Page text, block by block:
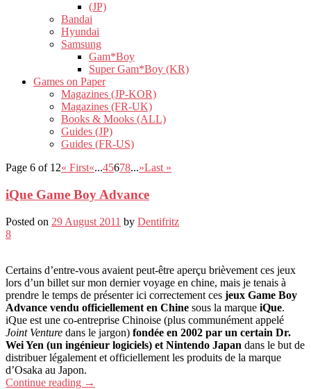
(JP)
Bandai
Hyundai
Samsung
Gam*Boy
Super Gam*Boy (KR)
Games on Paper
Magazines (JP-KOR)
Magazines (FR-UK)
Books & Mooks (ALL)
Guides (JP)
Guides (FR-US)
Page 6 of 12« First«...45678...»Last »
iQue Game Boy Advance
Posted on 29 August 2011 by Dentifritz
8
Certains d’entre-vous avaient peut-être aperçu brièvement ces jeux
lors d’un billet sur mon dernier voyage en chine, mais je tenais à
prendre le temps de présenter ici correctement ces jeux Game Boy
Advance vendu officiellement en Chine sous la marque iQue.
iQue est une co-entreprise Chinoise (plus communément appelé
Joint Venture dans le jargon) fondée en 2002 par un certain Dr.
Wei Yen (un ingénieur logiciels) et Nintendo Japan dans le but de
distribuer légalement et officiellement les produits de la marque
d’Osaka au Japon.
Continue reading →